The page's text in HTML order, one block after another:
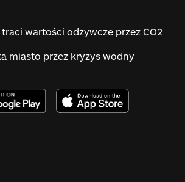
traci wartości odżywcze przez CO2
miasto przez kryzys wodny